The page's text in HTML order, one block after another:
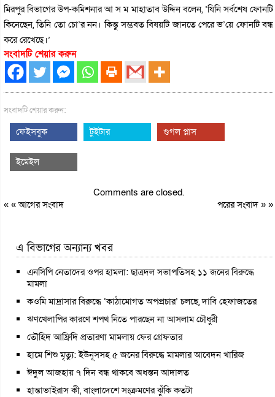
মিরপুর বিভাগের উপ-কমিশনার আ স ম মাহাতাব উদ্দিন বলেন, ‘যিনি সর্বশেষ ফোনটি
কিনেছেন, তিনি তো চো’র নন। কিন্তু সম্ভবত বিষয়টি জানতে পেরে ভ’য়ে ফোনটি বন্ধ
করে রেখেছে।’
সংবাদটি শেয়ার করুন
সংবাদটি শেয়ার করুন:
ফেইসবুক টুইটার গুগল প্লাস
ইমেইল
Comments are closed.
« «আগের সংবাদ পরের সংবাদ» »
এ বিভাগের অন্যান্য খবর
এনসিপি নেতাদের ওপর হামলা: ছাত্রদল সভাপতিসহ ১১ জনের বিরুদ্ধে
মামলা
কওমি মাদ্রাসার বিরুদ্ধে ‘কাঠামোগত অপপ্রচার’ চলছে, দাবি হেফাজতের
ঋণখেলাপির কারণে শপথ নিতে পারছেন না আসলাম চৌধুরী
তৌহিদ আফ্রিদি প্রতারণা মামলায় ফের গ্রেফতার
হামে শিশু মৃত্যু: ইউনূসসহ ৫ জনের বিরুদ্ধে মামলার আবেদন খারিজ
ঈদুল আজহায় ৭ দিন বন্ধ থাকবে অধস্তন আদালত
হান্তাভাইরাস কী, বাংলাদেশে সংক্রমণের ঝুঁকি কতটা